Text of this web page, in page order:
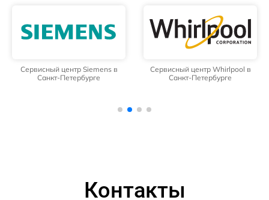
Сервисный центр Siemens в
Санкт-Петербурге
Сервисный центр Whirlpool в
Санкт-Петербурге
Контакты